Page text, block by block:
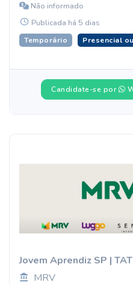
Não informado
Publicada há 5 dias
Temporário Presencial
Candidate-se por
Jovem Aprendiz SP |
MRV